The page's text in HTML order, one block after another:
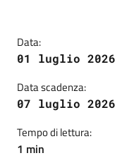
Data:
01 luglio 2026
Data scadenza:
07 luglio 2026
Tempo di lettura:
1 min